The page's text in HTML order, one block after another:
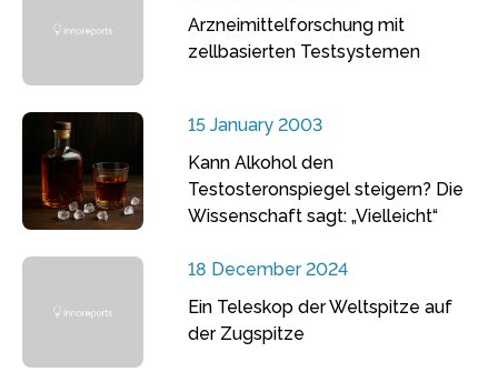
Arzneimittelforschung mit
zellbasierten Testsystemen
15 January 2003
Kann Alkohol den
Testosteronspiegel steigern? Die
Wissenschaft sagt: „Vielleicht“
18 December 2024
Ein Teleskop der Weltspitze auf
der Zugspitze